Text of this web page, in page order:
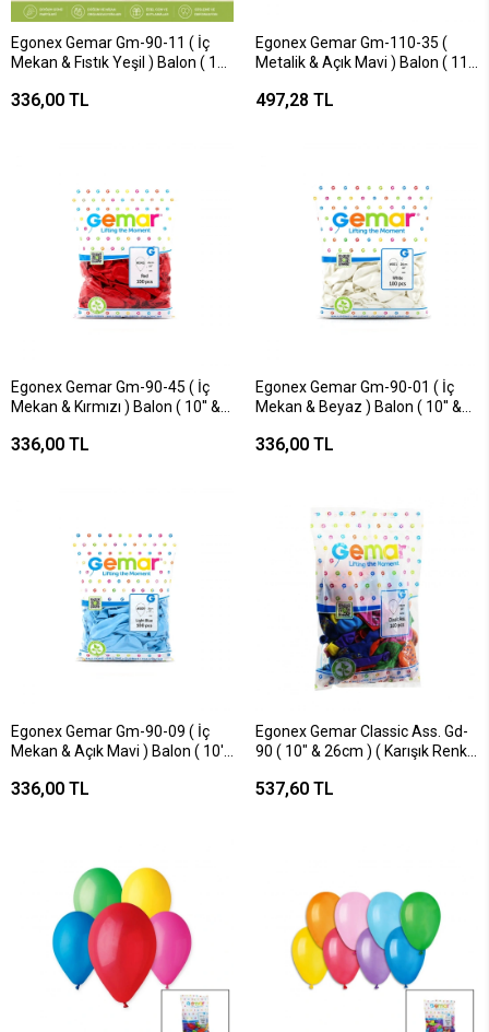
Egonex Gemar Gm-90-11 ( İç
Mekan & Fıstık Yeşil ) Balon ( 10''
336,00 TL
Egonex Gemar Gm-110-35 (
Metalik & Açık Mavi ) Balon ( 11''
497,28 TL
Egonex Gemar Gm-90-45 ( İç
Mekan & Kırmızı ) Balon ( 10'' &
336,00 TL
Egonex Gemar Gm-90-01 ( İç
Mekan & Beyaz ) Balon ( 10'' &
336,00 TL
Egonex Gemar Gm-90-09 ( İç
Mekan & Açık Mavi ) Balon ( 10''
336,00 TL
Egonex Gemar Classic Ass. Gd-
90 ( 10" & 26cm ) ( Karışık Renkli
537,60 TL